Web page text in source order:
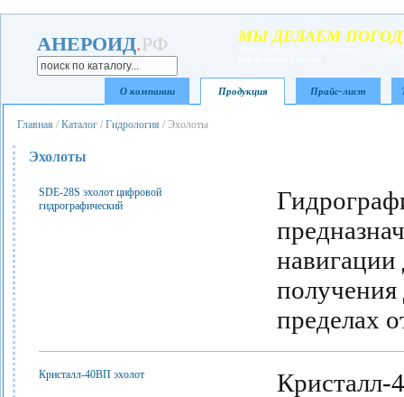
АНЕРОИД.РФ МЫ ДЕЛАЕМ
О компании Продукция Прайс-лист
Главная / Каталог / Гидрология / Эхолоты
Эхолоты
SDE-28S эхолот цифровой
гидрографический
получения
пределах
Кристалл-40ВП эхолот
Кристалл-